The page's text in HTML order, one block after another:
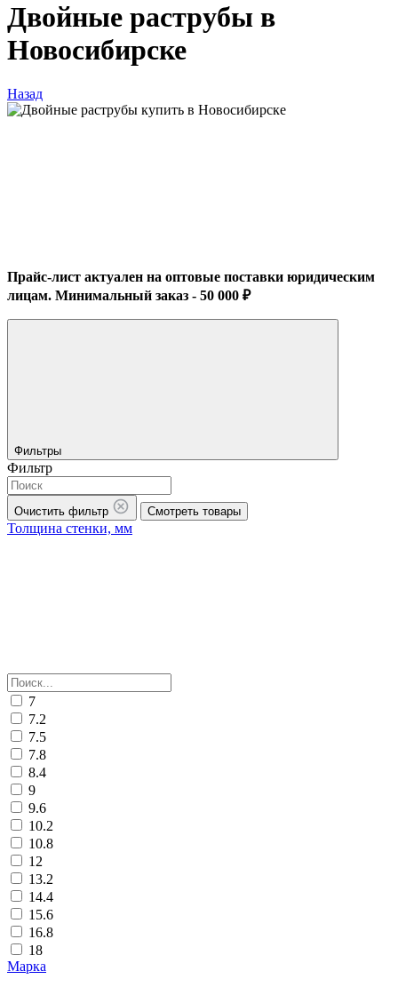
Двойные раструбы в
Новосибирске
Назад
Прайс-лист актуален на оптовые поставки юридическим
лицам. Минимальный заказ - 50 000 ₽
Фильтры
Фильтр
Очистить фильтр Смотреть товары
Толщина стенки, мм
7
7.2
7.5
7.8
8.4
9
9.6
10.2
10.8
12
13.2
14.4
15.6
16.8
18
Марка